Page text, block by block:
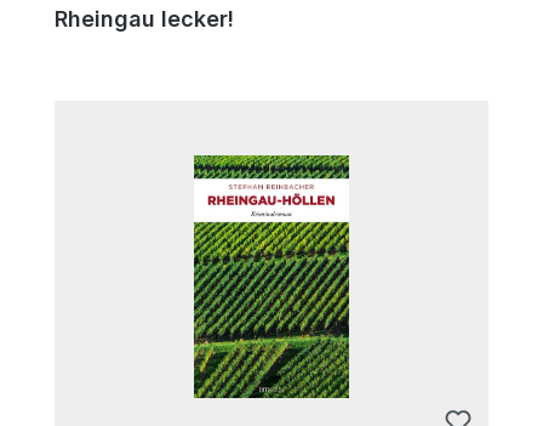
Rheingau lecker!